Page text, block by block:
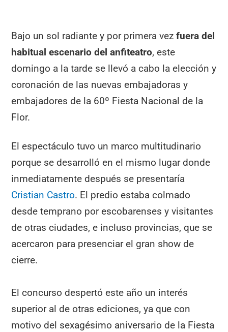
Bajo un sol radiante y por primera vez fuera del
habitual escenario del anfiteatro, este
domingo a la tarde se llevó a cabo la elección y
coronación de las nuevas embajadoras y
embajadores de la 60º Fiesta Nacional de la
Flor.
El espectáculo tuvo un marco multitudinario
porque se desarrolló en el mismo lugar donde
inmediatamente después se presentaría
Cristian Castro. El predio estaba colmado
desde temprano por escobarenses y visitantes
de otras ciudades, e incluso provincias, que se
acercaron para presenciar el gran show de
cierre.
El concurso despertó este año un interés
superior al de otras ediciones, ya que con
motivo del sexagésimo aniversario de la Fiesta